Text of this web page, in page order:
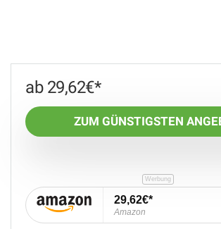
29,62€
ZUM GÜNSTIGSTEN
29,62€
Amazon